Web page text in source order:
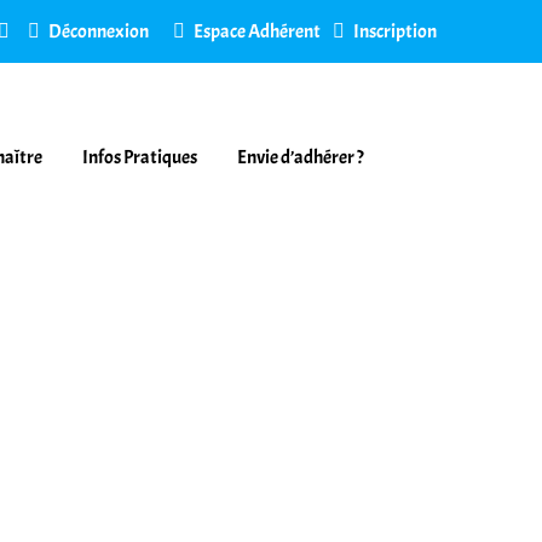
Déconnexion Espace Adhérent Inscription
Infos Pratiques Envie d’adhérer ?